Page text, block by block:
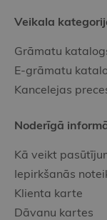
Veikala
Grāmatu
E-grāmatu
Kancelejas
Noderīgā
Kā veikt
Iepirkšanās
Klienta karte
Dāvanu kartes